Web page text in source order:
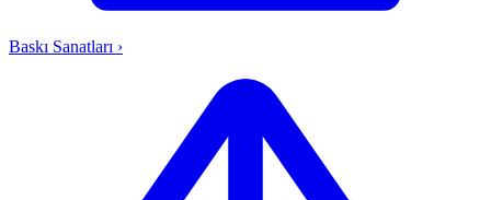
Baskı Sanatları ›